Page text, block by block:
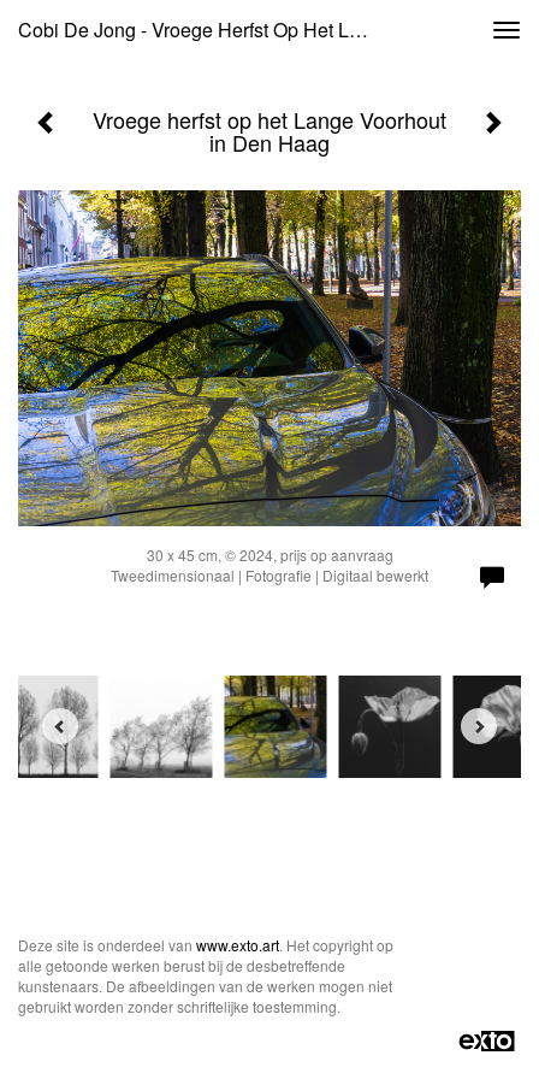
Cobi De Jong - Vroege Herfst Op Het Lange Voorhout In Den Haag
Vroege herfst op het Lange Voorhout
in Den Haag
30 x 45 cm, © 2024, prijs op aanvraag
Tweedimensionaal | Fotografie | Digitaal bewerkt
Deze site is onderdeel van www.exto.art. Het copyright op
alle getoonde werken berust bij de desbetreffende
kunstenaars. De afbeeldingen van de werken mogen niet
gebruikt worden zonder schriftelijke toestemming.